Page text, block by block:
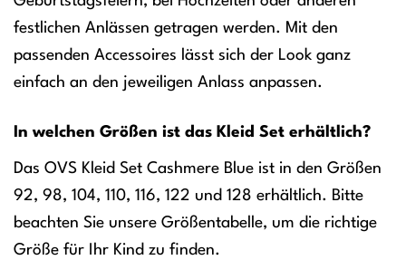
festlichen Anlässen getragen werden. Mit den
passenden Accessoires lässt sich der Look ganz
einfach an den jeweiligen Anlass anpassen.
In welchen Größen ist das Kleid Set erhältlich?
Das OVS Kleid Set Cashmere Blue ist in den Größen
92, 98, 104, 110, 116, 122 und 128 erhältlich. Bitte
beachten Sie unsere Größentabelle, um die richtige
Größe für Ihr Kind zu finden.